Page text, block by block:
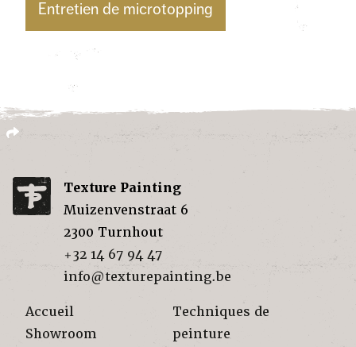
Entretien de microtopping
Texture Painting
Muizenvenstraat 6
2300 Turnhout
+32 14 67 94 47
info@texturepainting.be
Accueil
Showroom
Techniques de
peinture